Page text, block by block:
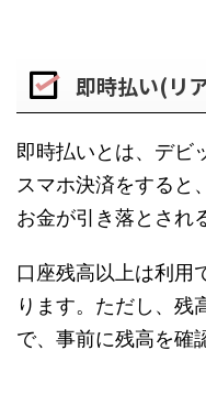
即時払い(リ
即時払いとは、デビ
スマホ決済をすると
お金が引き落とされ
口座残高以上は利用
ります。ただし、残
で、事前に残高を確